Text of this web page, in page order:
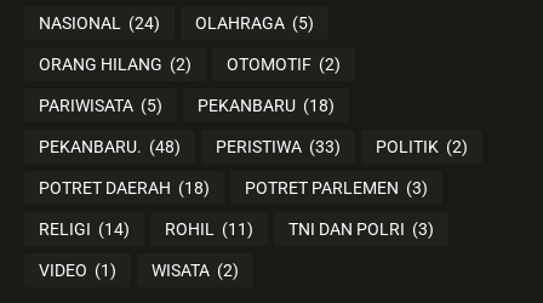
NASIONAL (24) OLAHRAGA (5)
ORANG HILANG (2) OTOMOTIF (2)
PARIWISATA (5) PEKANBARU (18)
PEKANBARU. (48) PERISTIWA (33) POLITIK (2)
POTRET DAERAH (18) POTRET PARLEMEN (3)
RELIGI (14) ROHIL (11) TNI DAN POLRI (3)
VIDEO (1) WISATA (2)